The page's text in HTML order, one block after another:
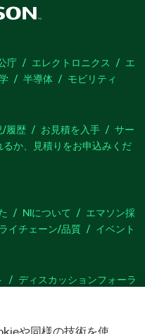
庁 エレクトロニクス
エ
半導体 モビリティ
/履歴 お見積を入手
サー
か、見積りをお申込みくだ
NIについて
エマソン採
イチェーン/品質 イベント
ディスカッションフォーラ
や同様の技術を使